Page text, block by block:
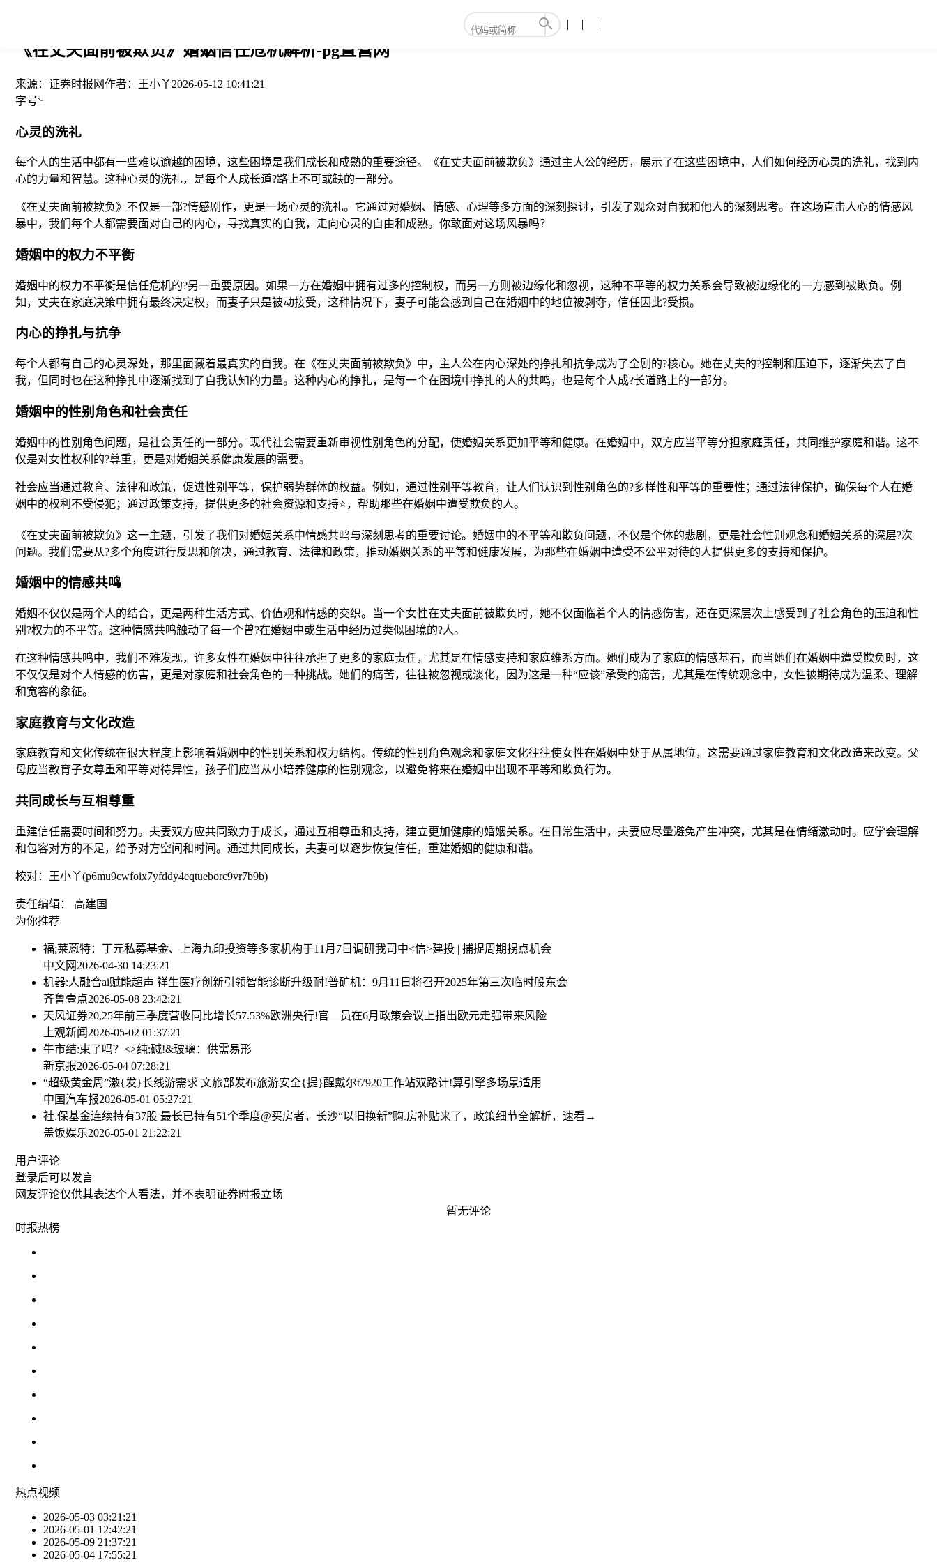
《在丈夫面前被欺负》婚姻信任危机解析-pg直营网
来源： 证券时报网作者： 王小丫2026-05-12 10:41:21
字号
心灵的洗礼
每个人的生活中都有一些难以逾越的困境，这些困境是我们成长和成熟的重要途径。《在丈夫面前被欺负》通过主人公的经历，展示了在这些困境中，人们如何经历心灵的洗礼，找到内
心的力量和智慧。这种心灵的洗礼，是每个人成长道?路上不可或缺的一部分。
《在丈夫面前被欺负》不仅是一部?情感剧作，更是一场心灵的洗礼。它通过对婚姻、情感、心理等多方面的深刻探讨，引发了观众对自我和他人的深刻思考。在这场直击人心的情感风
暴中，我们每个人都需要面对自己的内心，寻找真实的自我，走向心灵的自由和成熟。你敢面对这场风暴吗？
婚姻中的权力不平衡
婚姻中的权力不平衡是信任危机的?另一重要原因。如果一方在婚姻中拥有过多的控制权，而另一方则被边缘化和忽视，这种不平等的权力关系会导致被边缘化的一方感到被欺负。例
如，丈夫在家庭决策中拥有最终决定权，而妻子只是被动接受，这种情况下，妻子可能会感到自己在婚姻中的地位被剥夺，信任因此?受损。
内心的挣扎与抗争
每个人都有自己的心灵深处，那里面藏着最真实的自我。在《在丈夫面前被欺负》中，主人公在内心深处的挣扎和抗争成为了全剧的?核心。她在丈夫的?控制和压迫下，逐渐失去了自
我，但同时也在这种挣扎中逐渐找到了自我认知的力量。这种内心的挣扎，是每一个在困境中挣扎的人的共鸣，也是每个人成?长道路上的一部分。
婚姻中的性别角色和社会责任
婚姻中的性别角色问题，是社会责任的一部分。现代社会需要重新审视性别角色的分配，使婚姻关系更加平等和健康。在婚姻中，双方应当平等分担家庭责任，共同维护家庭和谐。这不
仅是对女性权利的?尊重，更是对婚姻关系健康发展的需要。
社会应当通过教育、法律和政策，促进性别平等，保护弱势群体的权益。例如，通过性别平等教育，让人们认识到性别角色的?多样性和平等的重要性；通过法律保护，确保每个人在婚
姻中的权利不受侵犯；通过政策支持，提供更多的社会资源和支持⭐，帮助那些在婚姻中遭受欺负的人。
《在丈夫面前被欺负》这一主题，引发了我们对婚姻关系中情感共鸣与深刻思考的重要讨论。婚姻中的不平等和欺负问题，不仅是个体的悲剧，更是社会性别观念和婚姻关系的深层?次
问题。我们需要从?多个角度进行反思和解决，通过教育、法律和政策，推动婚姻关系的平等和健康发展，为那些在婚姻中遭受不公平对待的人提供更多的支持和保护。
婚姻中的情感共鸣
婚姻不仅仅是两个人的结合，更是两种生活方式、价值观和情感的交织。当一个女性在丈夫面前被欺负时，她不仅面临着个人的情感伤害，还在更深层次上感受到了社会角色的压迫和性
别?权力的不平等。这种情感共鸣触动了每一个曾?在婚姻中或生活中经历过类似困境的?人。
在这种情感共鸣中，我们不难发现，许多女性在婚姻中往往承担了更多的家庭责任，尤其是在情感支持和家庭维系方面。她们成为了家庭的情感基石，而当她们在婚姻中遭受欺负时，这
不仅仅是对个人情感的伤害，更是对家庭和社会角色的一种挑战。她们的痛苦，往往被忽视或淡化，因为这是一种“应该”承受的痛苦，尤其是在传统观念中，女性被期待成为温柔、理解
和宽容的象征。
家庭教育与文化改造
家庭教育和文化传统在很大程度上影响着婚姻中的性别关系和权力结构。传统的性别角色观念和家庭文化往往使女性在婚姻中处于从属地位，这需要通过家庭教育和文化改造来改变。父
母应当教育子女尊重和平等对待异性，孩子们应当从小培养健康的性别观念，以避免将来在婚姻中出现不平等和欺负行为。
共同成长与互相尊重
重建信任需要时间和努力。夫妻双方应共同致力于成长，通过互相尊重和支持，建立更加健康的婚姻关系。在日常生活中，夫妻应尽量避免产生冲突，尤其是在情绪激动时。应学会理解
和包容对方的不足，给予对方空间和时间。通过共同成长，夫妻可以逐步恢复信任，重建婚姻的健康和谐。
校对：王小丫(p6mu9cwfoix7yfddy4eqtueborc9vr7b9b)
责任编辑： 高建国
为你推荐
福;莱蒽特：丁元私募基金、上海九印投资等多家机构于11月7日调研我司 中<信>建投 | 捕捉周期拐点机会
中文网 2026-04-30 14:23:21
机器:人融合ai赋能超声 祥生医疗创新引领智能诊断升级耐!普矿机：9月11日将召开2025年第三次临时股东会
齐鲁壹点2026-05-08 23:42:21
天风证券20,25年前三季度营收同比增长57.53%欧洲央行!官—员在6月政策会议上指出欧元走强带来风险
上观新闻 2026-05-02 01:37:21
牛市结:束了吗？<>纯;碱!&玻璃：供需易形
新京报2026-05-04 07:28:21
“超级黄金周”激{发}长线游需求 文旅部发布旅游安全{提}醒戴尔t7920工作站双路计!算引擎多场景适用
中国汽车报2026-05-01 05:27:21
社.保基金连续持有37股 最长已持有51个季度@买房者，长沙“以旧换新”购.房补贴来了，政策细节全解析，速看→
盖饭娱乐2026-05-01 21:22:21
用户评论
登录后可以发言
网友评论仅供其表达个人看法，并不表明证券时报立场
暂无评论
时报热榜
热点视频
2026-05-03 03:21:21
2026-05-01 12:42:21
2026-05-09 21:37:21
2026-05-04 17:55:21